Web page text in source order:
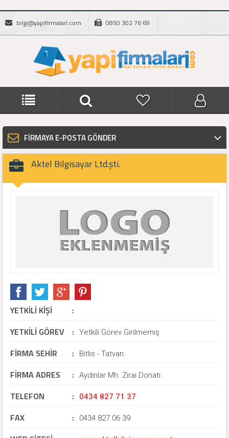
bilgi@yapifirmalari.com 0850 302 76 69
FİRMAYA E-POSTA GÖNDER
Aktel Bilgisayar Ltd.şti.
YETKİLİ KİŞİ :
MEHMET VASIF KUMANDAVEREN (Firma Sahibi)
YETKİLİ GÖREV : Yetkili Görev Girilmemiş
FİRMA SEHİR : Bitlis - Tatvan
FİRMA ADRES : Aydınlar Mh. Zirai Donatı..
TELEFON : 0434 827 71 37
FAX : 0434 827 06 39